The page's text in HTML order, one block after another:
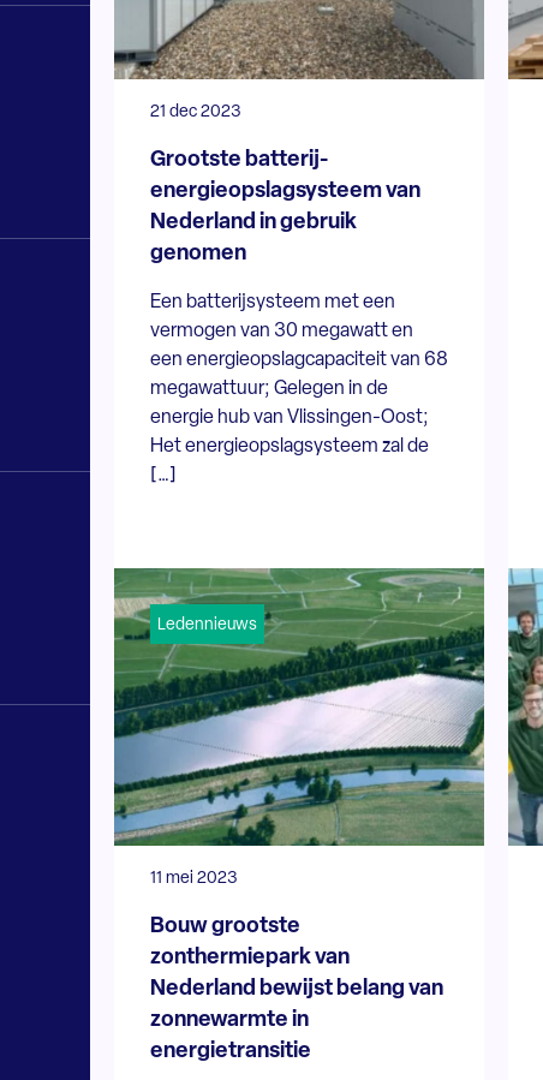
21 dec 2023
Grootste batterij-
energieopslagsysteem van
Nederland in gebruik
genomen
Een batterijsysteem met een
vermogen van 30 megawatt en
een energieopslagcapaciteit van 68
megawattuur; Gelegen in de
energie hub van Vlissingen-Oost;
Het energieopslagsysteem zal de
[…]
Ledennieuws
11 mei 2023
Bouw grootste
zonthermiepark van
Nederland bewijst belang van
zonnewarmte in
energietransitie